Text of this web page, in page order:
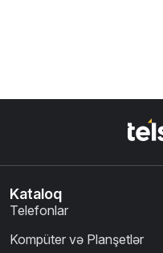
Kataloq
Telefonlar
Kompüter və Planşetlər